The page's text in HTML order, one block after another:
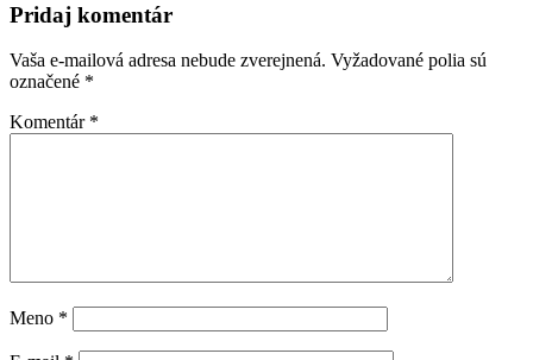
Pridaj komentár
Vaša e-mailová adresa nebude zverejnená. Vyžadované polia sú
označené *
Komentár *
Meno *